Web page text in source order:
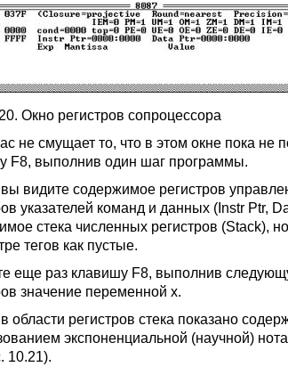
Окно регистров сопроцессора
не смущает то, что в этом окне пока
F8, выполнив один шаг программы.
видите содержимое регистров
указателей команд и данных (Instr Ptr,
стека численных регистров (Stack),
тегов как пустые.
еще раз клавишу F8, выполнив
значение переменной x.
области регистров стека показано
экспоненциальной (научной)
10.21).